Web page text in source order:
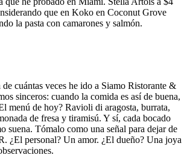
que en Koko en Coconut Grove
la pasta con camarones y salmón.
cuántas veces he ido a Siamo Ristorante &
sinceros: cuando la comida es así de buena,
menú de hoy? Ravioli di aragosta, burrata,
de fresa y tiramisú. Y sí, cada bocado
suena. Tómalo como una señal para dejar de
¿El personal? Un amor. ¿El dueño? Una joya